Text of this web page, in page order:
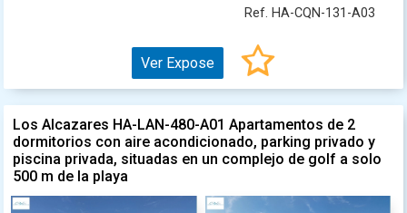
Ref. HA-CQN-131-A03
Ver Expose
Los Alcazares HA-LAN-480-A01 Apartamentos de 2
dormitorios con aire acondicionado, parking privado y
piscina privada, situadas en un complejo de golf a solo
500 m de la playa